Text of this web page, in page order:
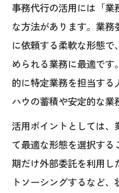
事務代行の活用には「業
な方法があります。業
に依頼する柔軟な形態
められる業務に最適で
的に特定業務を担当する
ハウの蓄積や安定的な業
活用ポイントとしては、
て最適な形態を選択す
期だけ外部委託を利用し
トソーシングするなど